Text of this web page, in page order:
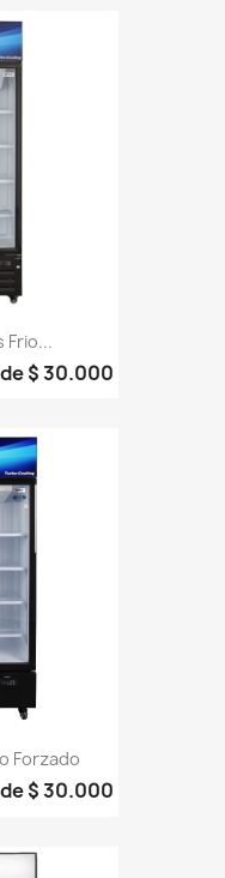
Frio...
$ 30.000
Forzado
$ 30.000